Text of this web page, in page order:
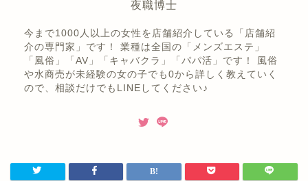
夜職博士
今まで1000人以上の女性を店舗紹介している「店舗紹
介の専門家」です！ 業種は全国の「メンズエステ」
「風俗」「AV」「キャバクラ」「パパ活」です！ 風俗
や水商売が未経験の女の子でも0から詳しく教えていく
ので、相談だけでもLINEしてください♪